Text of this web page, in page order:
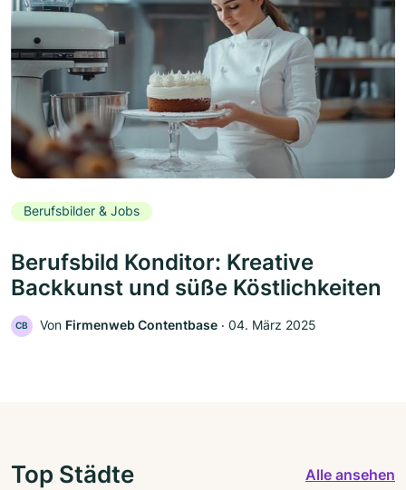
Berufsbilder & Jobs
Berufsbild Konditor: Kreative
Backkunst und süße Köstlichkeiten
CB Von Firmenweb Contentbase ‧ 04. März 2025
Top Städte Alle ansehen